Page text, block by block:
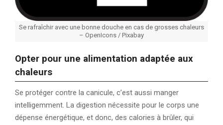
Se rafraîchir avec une bonne douche en cas de grosses chaleurs
– OpenIcons / Pixabay
Opter pour une alimentation adaptée aux
chaleurs
Se protéger contre la canicule, c’est aussi manger
intelligemment. La digestion nécessite pour le corps une
dépense énergétique, et donc, des calories à brûler, qui